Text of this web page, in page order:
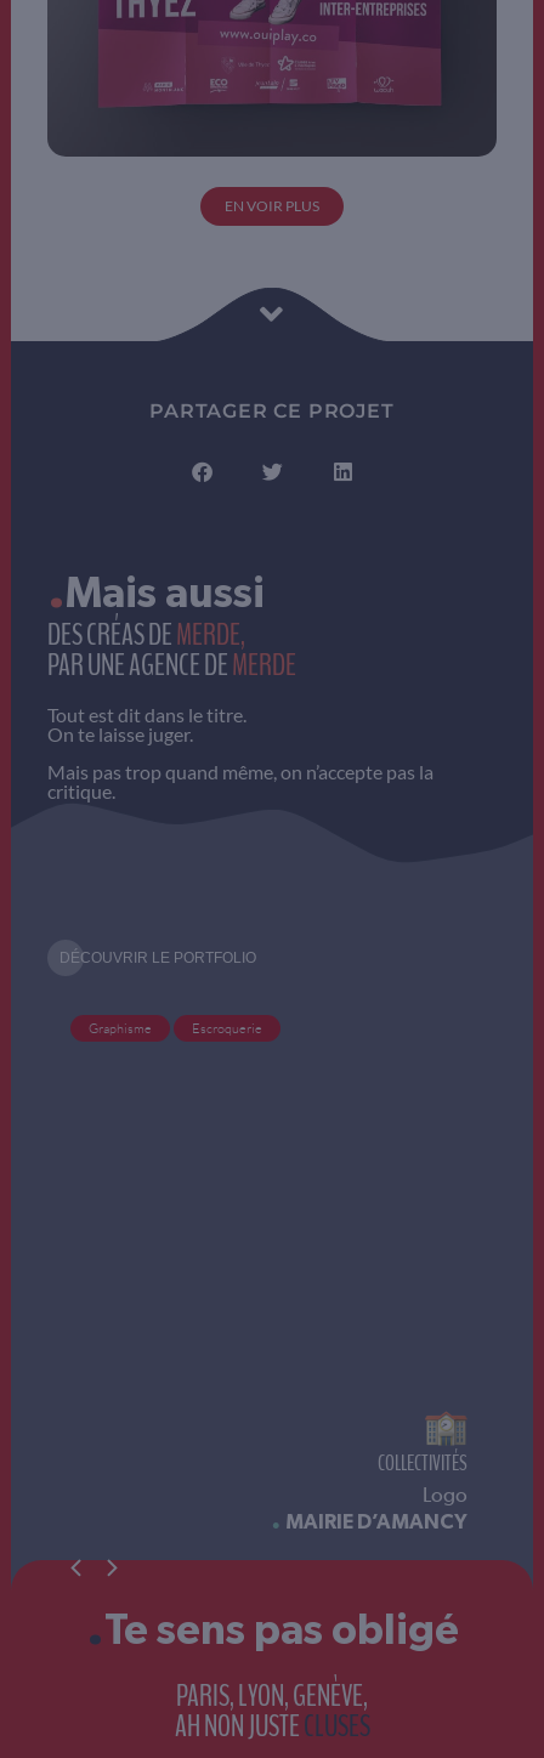
EN VOIR PLUS
PARTAGER CE PROJET
Graphisme Escroquerie
COLLECTIVITÉS
Logo
MAIRIE D’AMANCY
.Mais aussi
DES CRÉAS DEMERDE,
PAR UNE AGENCE DEMERDE
Tout est dit dans le titre.
On te laisse juger.
Mais pas trop quand même, on n’accepte pas la
critique.
DÉCOUVRIR LE PORTFOLIO
.Te sens pas obligé
PARIS, LYON, GENÈVE,
AH NON JUSTECLUSES